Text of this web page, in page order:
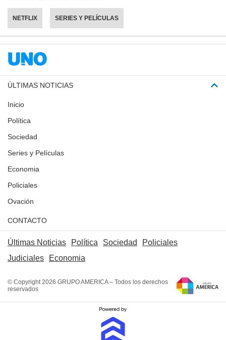
NETFLIX SERIES Y PELÍCULAS
ÚLTIMAS NOTICIAS
Inicio
Política
Sociedad
Series y Películas
Economia
Policiales
Ovación
CONTACTO
Últimas Noticias Política Sociedad
Policiales
Judiciales
Economia
© Copyright 2026 GRUPO AMERICA – Todos los derechos
reservados